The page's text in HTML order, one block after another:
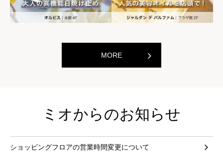
MORE
ミオからのお知らせ
ショッピングフロアの営業時間変更について